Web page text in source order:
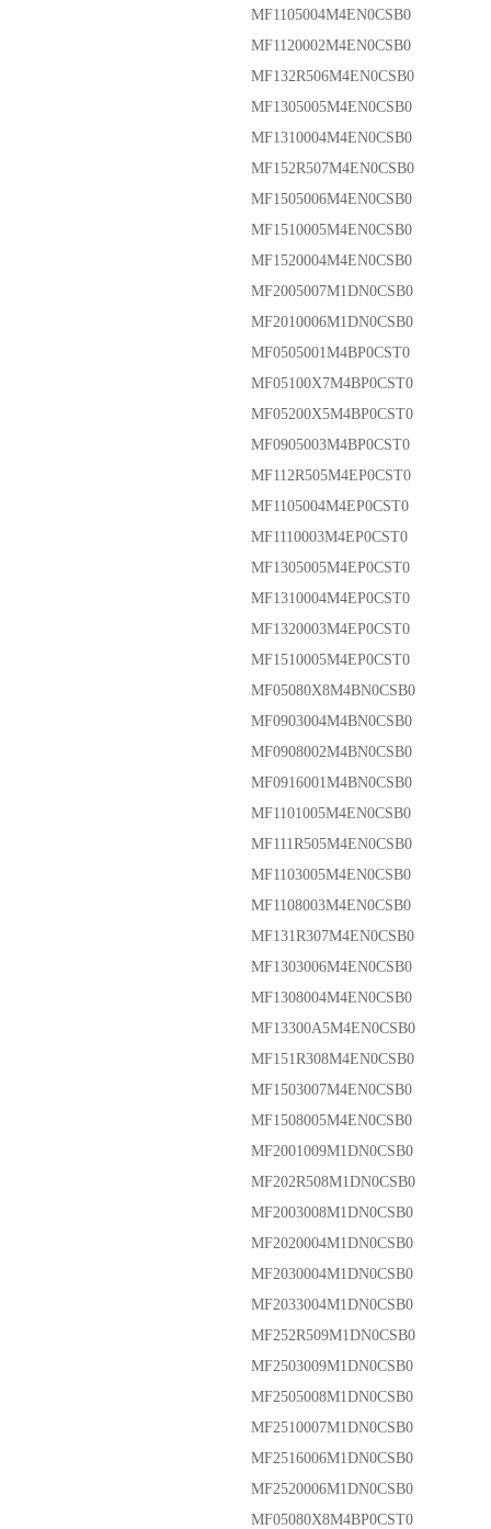
MF1105004M4EN0CSB0
MF1120002M4EN0CSB0
MF132R506M4EN0CSB0
MF1305005M4EN0CSB0
MF1310004M4EN0CSB0
MF152R507M4EN0CSB0
MF1505006M4EN0CSB0
MF1510005M4EN0CSB0
MF1520004M4EN0CSB0
MF2005007M1DN0CSB0
MF2010006M1DN0CSB0
MF0505001M4BP0CST0
MF05100X7M4BP0CST0
MF05200X5M4BP0CST0
MF0905003M4BP0CST0
MF112R505M4EP0CST0
MF1105004M4EP0CST0
MF1110003M4EP0CST0
MF1305005M4EP0CST0
MF1310004M4EP0CST0
MF1320003M4EP0CST0
MF1510005M4EP0CST0
MF05080X8M4BN0CSB0
MF0903004M4BN0CSB0
MF0908002M4BN0CSB0
MF0916001M4BN0CSB0
MF1101005M4EN0CSB0
MF111R505M4EN0CSB0
MF1103005M4EN0CSB0
MF1108003M4EN0CSB0
MF131R307M4EN0CSB0
MF1303006M4EN0CSB0
MF1308004M4EN0CSB0
MF13300A5M4EN0CSB0
MF151R308M4EN0CSB0
MF1503007M4EN0CSB0
MF1508005M4EN0CSB0
MF2001009M1DN0CSB0
MF202R508M1DN0CSB0
MF2003008M1DN0CSB0
MF2020004M1DN0CSB0
MF2030004M1DN0CSB0
MF2033004M1DN0CSB0
MF252R509M1DN0CSB0
MF2503009M1DN0CSB0
MF2505008M1DN0CSB0
MF2510007M1DN0CSB0
MF2516006M1DN0CSB0
MF2520006M1DN0CSB0
MF05080X8M4BP0CST0